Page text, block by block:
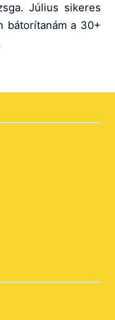
Július sikeres
bátorítanám a 30+